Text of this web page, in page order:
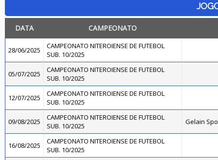
DATA CAMPEONATO
28/06/2025
CAMPEONATO NITEROIENSE DE FUTEBOL
SUB. 10/2025
05/07/2025
CAMPEONATO NITEROIENSE DE FUTEBOL
SUB. 10/2025
12/07/2025
CAMPEONATO NITEROIENSE DE FUTEBOL
SUB. 10/2025
09/08/2025
CAMPEONATO NITEROIENSE DE FUTEBOL
SUB. 10/2025
Gelain
16/08/2025
CAMPEONATO NITEROIENSE DE FUTEBOL
SUB. 10/2025